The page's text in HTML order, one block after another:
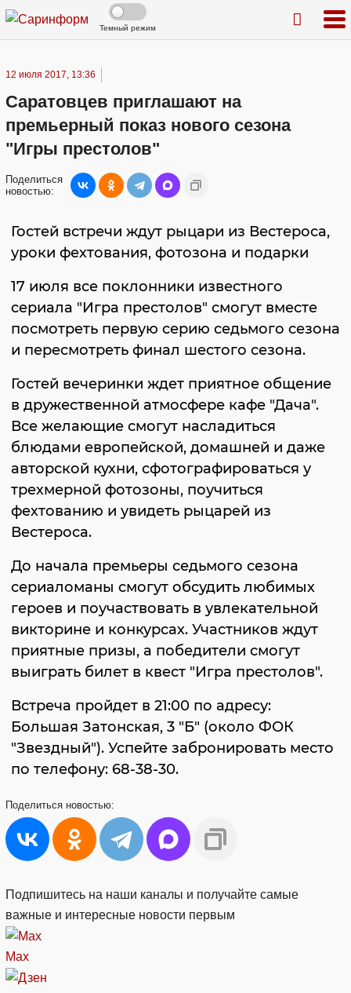
Темный режим
12 июля 2017, 13:36
Саратовцев приглашают на
премьерный показ нового сезона
"Игры престолов"
Поделиться
новостью:
Гостей встречи ждут рыцари из Вестероса,
уроки фехтования, фотозона и подарки
17 июля все поклонники известного
сериала "Игра престолов" смогут вместе
посмотреть первую серию седьмого сезона
и пересмотреть финал шестого сезона.
Гостей вечеринки ждет приятное общение
в дружественной атмосфере кафе "Дача".
Все желающие смогут насладиться
блюдами европейской, домашней и даже
авторской кухни, сфотографироваться у
трехмерной фотозоны, поучиться
фехтованию и увидеть рыцарей из
Вестероса.
До начала премьеры седьмого сезона
сериаломаны смогут обсудить любимых
героев и поучаствовать в увлекательной
викторине и конкурсах. Участников ждут
приятные призы, а победители смогут
выиграть билет в квест "Игра престолов".
Встреча пройдет в 21:00 по адресу:
Большая Затонская, 3 "Б" (около ФОК
"Звездный"). Успейте забронировать место
по телефону: 68-38-30.
Поделиться новостью:
Подпишитесь на наши каналы и получайте самые
важные и интересные новости первым
Max